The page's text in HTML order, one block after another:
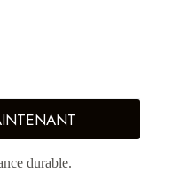
durable.